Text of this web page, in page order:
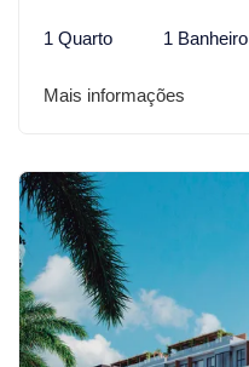
1 Quarto 1 Banheiro
Mais informações